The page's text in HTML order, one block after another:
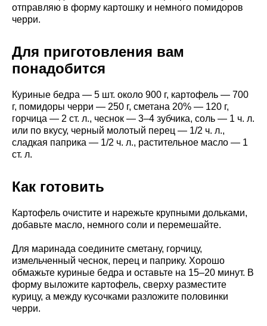
отправляю в форму картошку и немного помидоров
черри.
Для приготовления вам
понадобится
Куриные бедра — 5 шт. около 900 г, картофель — 700
г, помидоры черри — 250 г, сметана 20% — 120 г,
горчица — 2 ст. л., чеснок — 3–4 зубчика, соль — 1 ч. л.
или по вкусу, черный молотый перец — 1/2 ч. л.,
сладкая паприка — 1/2 ч. л., растительное масло — 1
ст. л.
Как готовить
Картофель очистите и нарежьте крупными дольками,
добавьте масло, немного соли и перемешайте.
Для маринада соедините сметану, горчицу,
измельченный чеснок, перец и паприку. Хорошо
обмажьте куриные бедра и оставьте на 15–20 минут. В
форму выложите картофель, сверху разместите
курицу, а между кусочками разложите половинки
черри.